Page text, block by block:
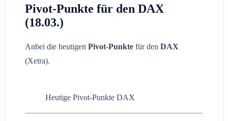
Pivot-Punkte für den DAX
(18.03.)
Anbei die heutigen Pivot-Punkte für den DAX
(Xetra).
Heutige Pivot-Punkte DAX